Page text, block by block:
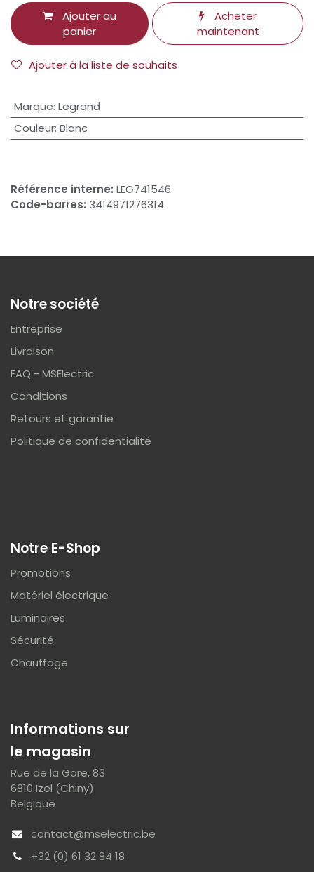
Ajouter au
panier
Acheter
maintenant
Ajouter à la liste de souhaits
Marque: Legrand
Couleur: Blanc
Référence interne: LEG741546
Code-barres: 3414971276314
Informations sur
le magasin
Rue de la Gare, 83
6810 Izel (Chiny)
Belgique
contact@mselectric.be
+32 (0) 61 32 84 18
Notre société
Entreprise
Livraison
FAQ - MSElectric
Conditions
Retours et garantie
Politique de confidentialité
Notre E-Shop
Promotions
Matériel électrique
Luminaires
Sécurité
Chauffage